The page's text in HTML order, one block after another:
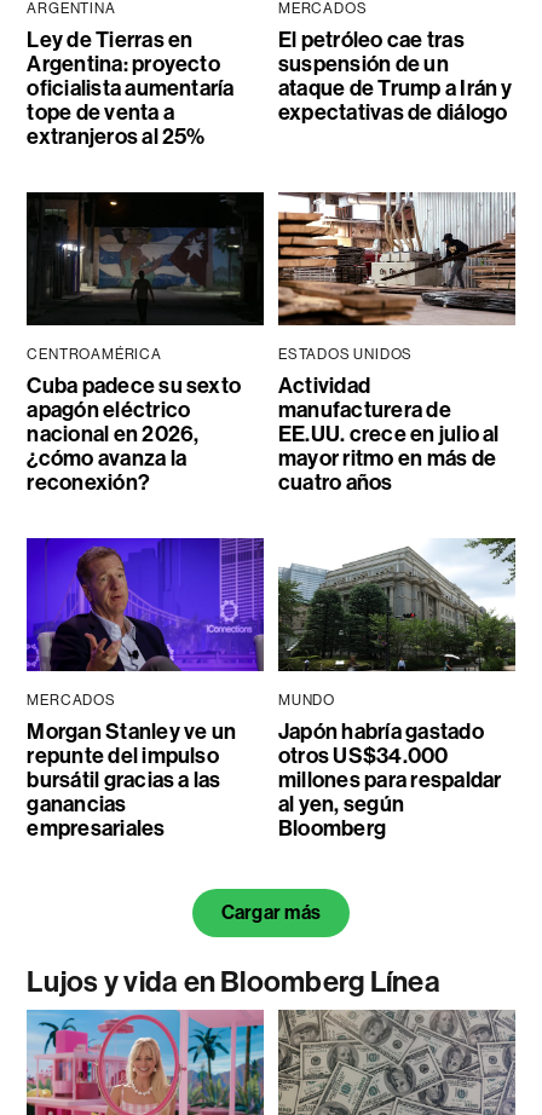
ARGENTINA
Ley de Tierras en
Argentina: proyecto
oficialista aumentaría
tope de venta a
extranjeros al 25%
MERCADOS
El petróleo cae tras
suspensión de un
ataque de Trump a Irán y
expectativas de diálogo
CENTROAMÉRICA
Cuba padece su sexto
apagón eléctrico
nacional en 2026,
¿cómo avanza la
reconexión?
ESTADOS UNIDOS
Actividad
manufacturera de
EE.UU. crece en julio al
mayor ritmo en más de
cuatro años
MERCADOS
Morgan Stanley ve un
repunte del impulso
bursátil gracias a las
ganancias
empresariales
MUNDO
Japón habría gastado
otros US$34.000
millones para respaldar
al yen, según
Bloomberg
Cargar más
Lujos y vida en Bloomberg Línea